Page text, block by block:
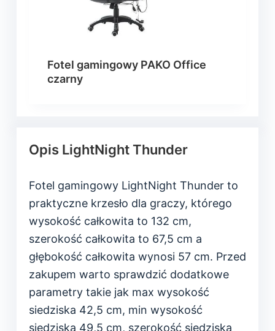
Fotel gamingowy PAKO Office
czarny
Opis LightNight Thunder
Fotel gamingowy LightNight Thunder to
praktyczne krzesło dla graczy, którego
wysokość całkowita to 132 cm,
szerokość całkowita to 67,5 cm a
głębokość całkowita wynosi 57 cm. Przed
zakupem warto sprawdzić dodatkowe
parametry takie jak max wysokość
siedziska 42,5 cm, min wysokość
siedziska 49,5 cm, szerokość siedziska